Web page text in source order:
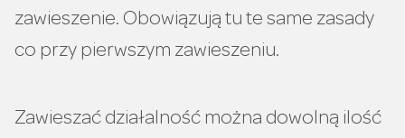
zawieszenie. Obowiązują tu te same zasady
co przy pierwszym zawieszeniu.
Zawieszać działalność można dowolną ilość